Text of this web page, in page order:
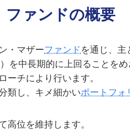
ファンドの概要
・マザーファンド を通じ、主
を中長期的に上回ることをめ
ーチにより行います。
類し、キメ細かいポートフォ
高位を維持します。